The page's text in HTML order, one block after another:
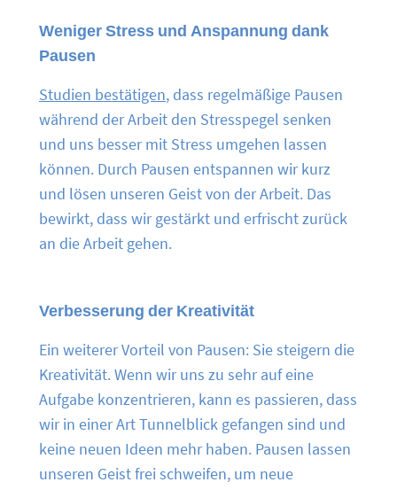
Weniger Stress und Anspannung dank
Pausen
Studien bestätigen, dass regelmäßige Pausen
während der Arbeit den Stresspegel senken
und uns besser mit Stress umgehen lassen
können. Durch Pausen entspannen wir kurz
und lösen unseren Geist von der Arbeit. Das
bewirkt, dass wir gestärkt und erfrischt zurück
an die Arbeit gehen.
Verbesserung der Kreativität
Ein weiterer Vorteil von Pausen: Sie steigern die
Kreativität. Wenn wir uns zu sehr auf eine
Aufgabe konzentrieren, kann es passieren, dass
wir in einer Art Tunnelblick gefangen sind und
keine neuen Ideen mehr haben. Pausen lassen
unseren Geist frei schweifen, um neue